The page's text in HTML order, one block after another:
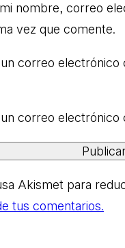
nombre, correo
vez que comente.
correo electrónico
correo electrónico
Akismet para
tus comentarios.